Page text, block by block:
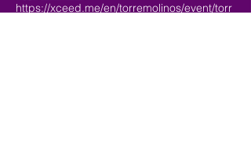
https://xceed.me/en/torremolinos/event/torr